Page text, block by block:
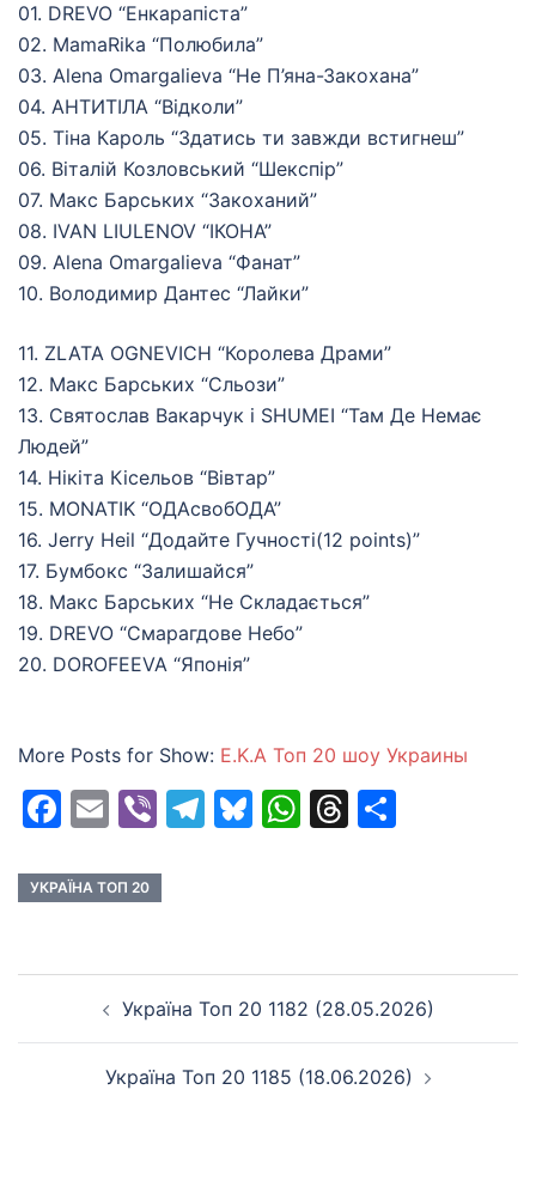
01. DREVO “Енкарапіста”
02. MamaRika “Полюбила”
03. Alena Omargalieva “Не П’яна-Закохана”
04. АНТИТІЛА “Відколи”
05. Тіна Кароль “Здатись ти завжди встигнеш”
06. Віталій Козловський “Шекспір”
07. Макс Барських “Закоханий”
08. IVAN LIULENOV “ІКОНА”
09. Alena Omargalieva “Фанат”
10. Володимир Дантес “Лайки”
11. ZLATA OGNEVICH “Королева Драми”
12. Макс Барських “Сльози”
13. Святослав Вакарчук і SHUMEI “Там Де Немає
Людей”
14. Нікіта Кісельов “Вівтар”
15. MONATIK “ОДАсвобОДА”
16. Jerry Heil “Додайте Гучності(12 points)”
17. Бумбокс “Залишайся”
18. Макс Барських “Не Складається”
19. DREVO “Смарагдове Небо”
20. DOROFEEVA “Японія”
More Posts for Show: E.K.A Топ 20 шоу Украины
Facebook
EmailViberTelegram
Bluesky
WhatsApp
Threads
УКРАЇНА ТОП 20
navigationУкраїна Топ 20 1182 (28.05.2026)
Україна Топ 20 1185 (18.06.2026)